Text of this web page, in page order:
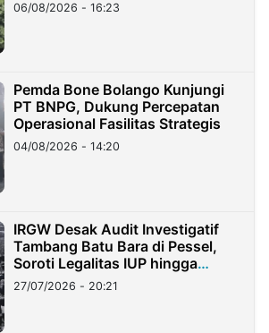
06/08/2026 - 16:23
Pemda Bone Bolango Kunjungi
PT BNPG, Dukung Percepatan
Operasional Fasilitas Strategis
04/08/2026 - 14:20
IRGW Desak Audit Investigatif
Tambang Batu Bara di Pessel,
Soroti Legalitas IUP hingga
Stockpile
27/07/2026 - 20:21